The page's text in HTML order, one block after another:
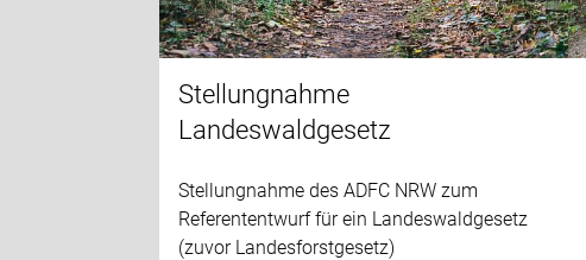
Stellungnahme
Landeswaldgesetz
Stellungnahme des ADFC NRW zum
Referententwurf für ein Landeswaldgesetz
(zuvor Landesforstgesetz)